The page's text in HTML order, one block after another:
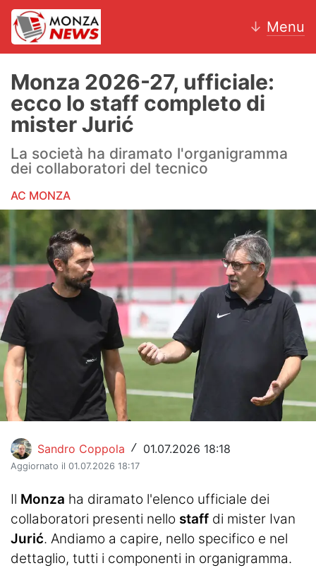
↓ Menu
News
AC Monza
Motori
Volley
Hockey
Altri sport
Hockey
Pallanuoto
Pallamano
News
Turismo
Eventi
Monza 2026-27, ufficiale:
ecco lo staff completo di
mister Jurić
La società ha diramato l'organigramma
dei collaboratori del tecnico
AC MONZA
Sandro Coppola / 01.07.2026 18:18
Aggiornato il 01.07.2026 18:17
Il Monza ha diramato l'elenco ufficiale dei
collaboratori presenti nello staff di mister Ivan
Jurić. Andiamo a capire, nello specifico e nel
dettaglio, tutti i componenti in organigramma.